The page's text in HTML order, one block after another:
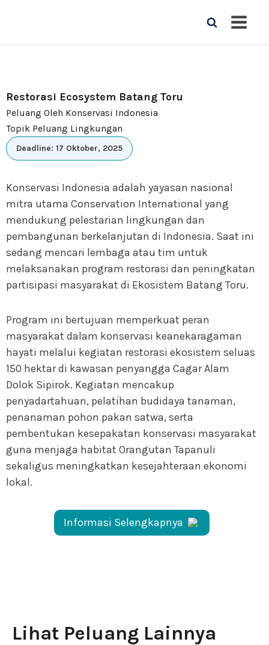
Restorasi Ecosystem Batang Toru
Peluang Oleh Konservasi Indonesia
Topik Peluang Lingkungan
Deadline: 17 Oktober, 2025
Konservasi Indonesia adalah yayasan nasional
mitra utama Conservation International yang
mendukung pelestarian lingkungan dan
pembangunan berkelanjutan di Indonesia. Saat ini
sedang mencari lembaga atau tim untuk
melaksanakan program restorasi dan peningkatan
partisipasi masyarakat di Ekosistem Batang Toru.
Program ini bertujuan memperkuat peran
masyarakat dalam konservasi keanekaragaman
hayati melalui kegiatan restorasi ekosistem seluas
150 hektar di kawasan penyangga Cagar Alam
Dolok Sipirok. Kegiatan mencakup
penyadartahuan, pelatihan budidaya tanaman,
penanaman pohon pakan satwa, serta
pembentukan kesepakatan konservasi masyarakat
guna menjaga habitat Orangutan Tapanuli
sekaligus meningkatkan kesejahteraan ekonomi
lokal.
Informasi Selengkapnya
Lihat Peluang Lainnya